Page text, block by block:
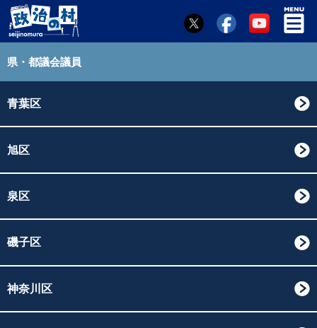
県・都議会議員
青葉区
旭区
泉区
磯子区
神奈川区